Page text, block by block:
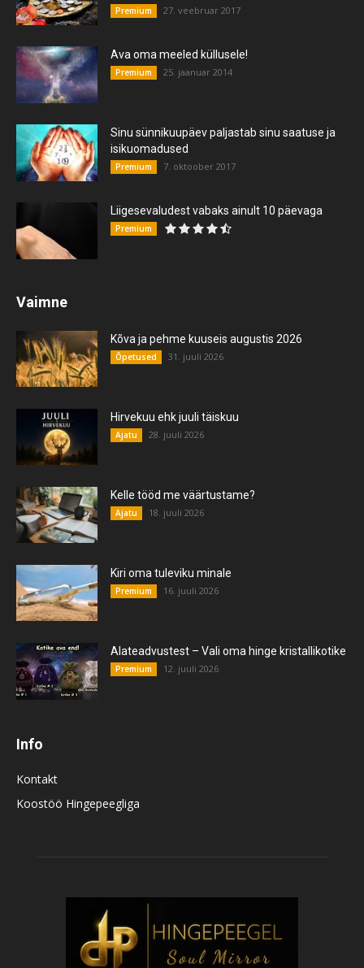
Premium 27. veebruar 2017
Ava oma meeled küllusele!
Premium 25. jaanuar 2014
Sinu sünnikuupäev paljastab sinu saatuse ja
isikuomadused
Premium 7. oktoober 2017
Liigesevaludest vabaks ainult 10 päevaga
Premium
Vaimne
Kõva ja pehme kuuseis augustis 2026
Õpetused 31. juuli 2026
Hirvekuu ehk juuli täiskuu
Ajatu 28. juuli 2026
Kelle tööd me väärtustame?
Ajatu 18. juuli 2026
Kiri oma tuleviku minale
Premium 16. juuli 2026
Alateadvustest – Vali oma hinge kristallikotike
Premium 12. juuli 2026
Info
Kontakt
Koostöö Hingepeegliga